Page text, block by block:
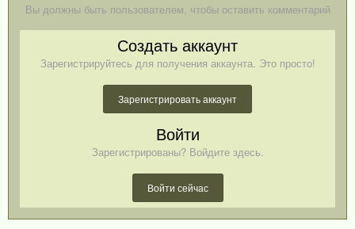
Вы должны быть пользователем, чтобы оставить комментарий
Создать аккаунт
Зарегистрируйтесь для получения аккаунта. Это просто!
Зарегистрировать аккаунт
Войти
Зарегистрированы? Войдите здесь.
Войти сейчас